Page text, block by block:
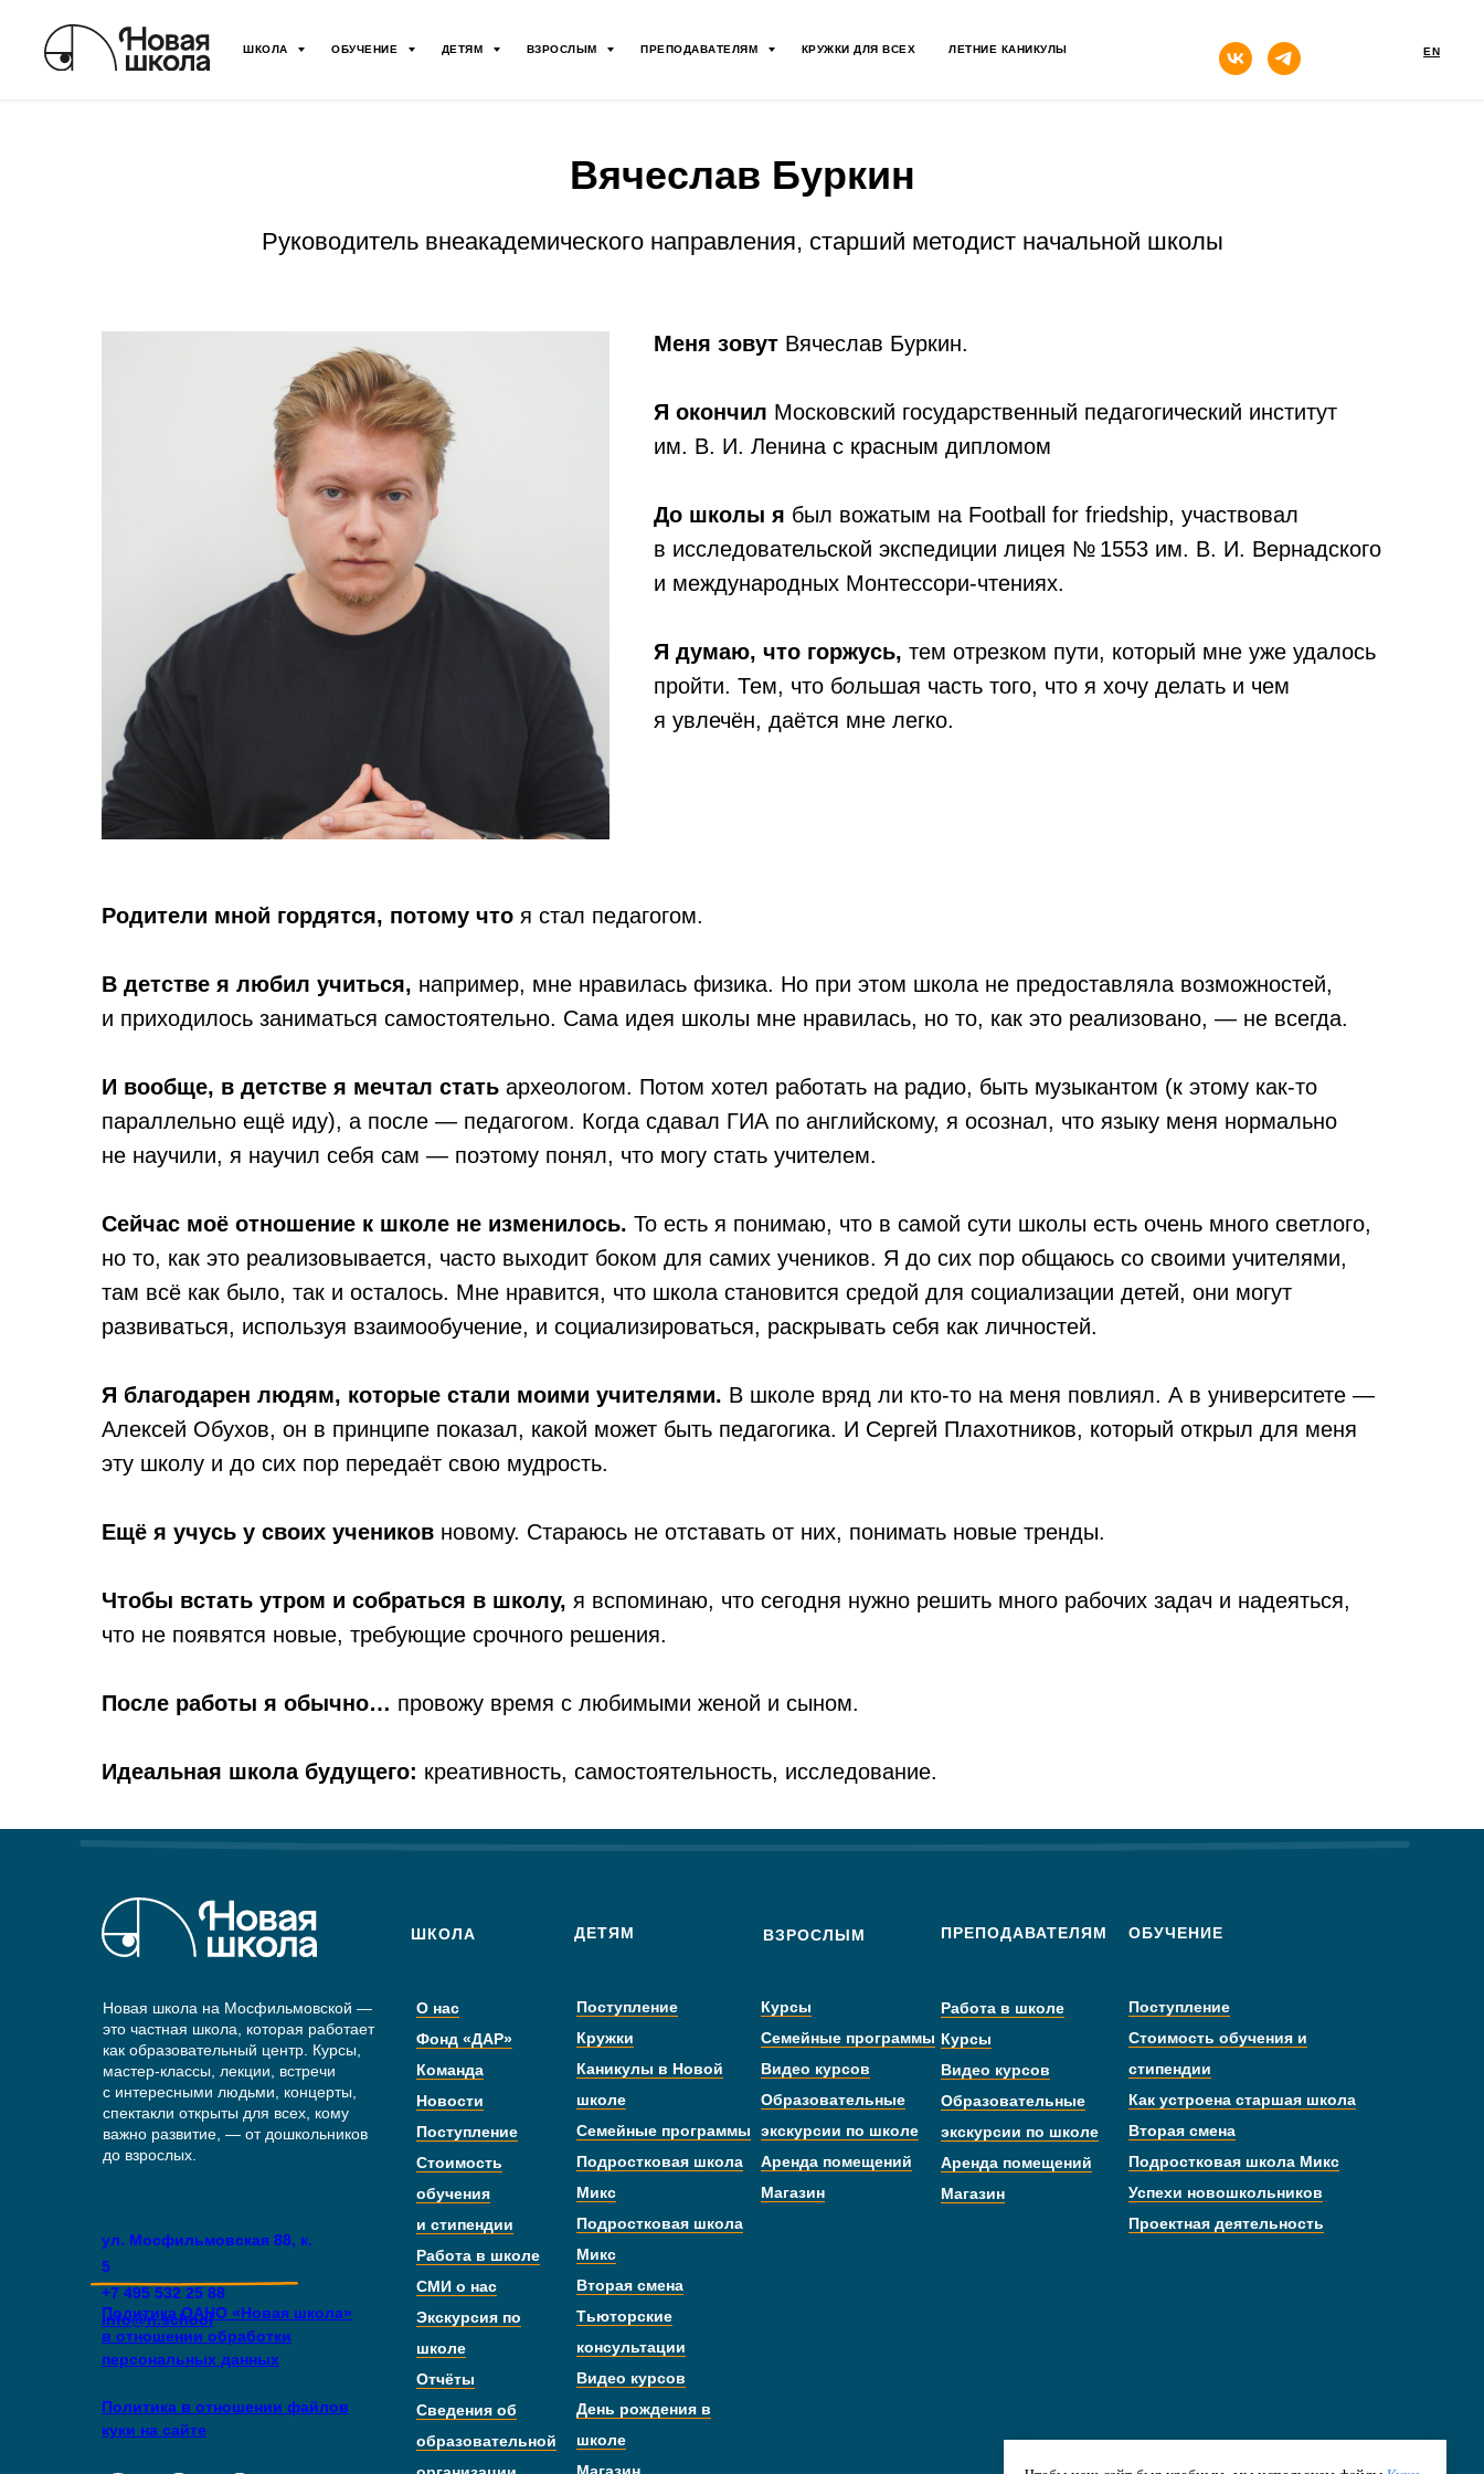
ШКОЛА ОБУЧЕНИЕ ДЕТЯМ ВЗРОСЛЫМ ПРЕПОДАВАТЕЛЯМ КРУЖКИ ДЛЯ ВСЕХ ЛЕТНИЕ КАНИКУЛЫ EN
Вячеслав Буркин
Руководитель внеакадемического направления, старший методист начальной школы
Меня зовут Вячеслав Буркин.
Я окончил Московский государственный педагогический институт
им. В. И. Ленина с красным дипломом
До школы я был вожатым на Football for friedship, участвовал
в исследовательской экспедиции лицея № 1553 им. В. И. Вернадского
и международных Монтессори-чтениях.
Я думаю, что горжусь, тем отрезком пути, который мне уже удалось
пройти. Тем, что большая часть того, что я хочу делать и чем
я увлечён, даётся мне легко.
Родители мной гордятся, потому что я стал педагогом.
В детстве я любил учиться, например, мне нравилась физика. Но при этом школа не предоставляла возможностей,
и приходилось заниматься самостоятельно. Сама идея школы мне нравилась, но то, как это реализовано, — не всегда.
И вообще, в детстве я мечтал стать археологом. Потом хотел работать на радио, быть музыкантом (к этому как-то
параллельно ещё иду), а после — педагогом. Когда сдавал ГИА по английскому, я осознал, что языку меня нормально
не научили, я научил себя сам — поэтому понял, что могу стать учителем.
Сейчас моё отношение к школе не изменилось. То есть я понимаю, что в самой сути школы есть очень много светлого,
но то, как это реализовывается, часто выходит боком для самих учеников. Я до сих пор общаюсь со своими учителями,
там всё как было, так и осталось. Мне нравится, что школа становится средой для социализации детей, они могут
развиваться, используя взаимообучение, и социализироваться, раскрывать себя как личностей.
Я благодарен людям, которые стали моими учителями. В школе вряд ли кто-то на меня повлиял. А в университете —
Алексей Обухов, он в принципе показал, какой может быть педагогика. И Сергей Плахотников, который открыл для меня
эту школу и до сих пор передаёт свою мудрость.
Ещё я учусь у своих учеников новому. Стараюсь не отставать от них, понимать новые тренды.
Чтобы встать утром и собраться в школу, я вспоминаю, что сегодня нужно решить много рабочих задач и надеяться,
что не появятся новые, требующие срочного решения.
После работы я обычно… провожу время с любимыми женой и сыном.
Идеальная школа будущего: креативность, самостоятельность, исследование.
ШКОЛА ДЕТЯМ ВЗРОСЛЫМ ОБУЧЕНИЕ
О нас
Фонд «ДАР»
Команда
Новости
Поступление
Стоимость
обучения
и стипендии
Работа в школе
СМИ о нас
Экскурсия по
школе
Отчёты
Сведения об
образовательной
Поступление
Кружки
Каникулы в Новой
школе
Семейные программы
Подростковая школа
Микс
Подростковая школа
Микс
Вторая смена
Тьюторские
консультации
Видео курсов
День рождения в
школе
Новая школа на Мосфильмовской —
это частная школа, которая работает
как образовательный центр. Курсы,
мастер-классы, лекции, встречи
с интересными людьми, концерты,
спектакли открыты для всех, кому
важно развитие, — от дошкольников
до взрослых.
Курсы
Семейные программы
Видео курсов
Образовательные
экскурсии по школе
Аренда помещений
Магазин
ПРЕПОДАВАТЕЛЯМ
Работа в школе
Курсы
Видео курсов
Образовательные
экскурсии по школе
Аренда помещений
Магазин
Поступление
Стоимость обучения и
стипендии
Как устроена старшая школа
Вторая смена
Подростковая школа Микс
Успехи новошкольников
Проектная деятельность
ул. Мосфильмовская 88, к.
5
+7 495 532 25 88
info@n.school
Политика ОАНО «Новая школа»
в отношении обработки
персональных данных
Политика в отношении файлов
куки на сайте